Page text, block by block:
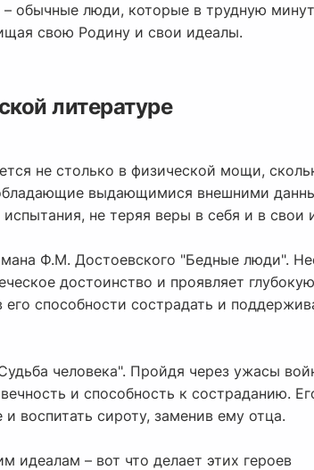
обычные люди, которые в трудную
свою Родину и свои идеалы.
литературе
не столько в физической мощи,
выдающимися внешними
не теряя веры в себя и в свои
Ф.М. Достоевского "Бедные люди".
достоинство и проявляет глубокую
способности сострадать и
человека". Пройдя через ужасы
и способность к состраданию.
воспитать сироту, заменив ему отца.
идеалам – вот что делает этих героев